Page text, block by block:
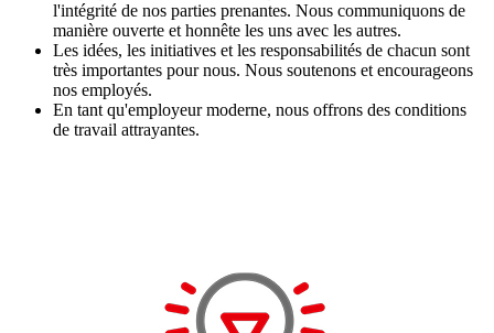
l'intégrité de nos parties prenantes. Nous communiquons de
manière ouverte et honnête les uns avec les autres.
Les idées, les initiatives et les responsabilités de chacun sont
très importantes pour nous. Nous soutenons et encourageons
nos employés.
En tant qu'employeur moderne, nous offrons des conditions
de travail attrayantes.